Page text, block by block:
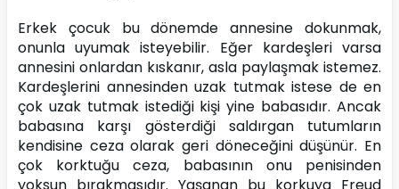
Erkek çocuk bu dönemde annesine dokunmak,
onunla uyumak isteyebilir. Eğer kardeşleri varsa
annesini onlardan kıskanır, asla paylaşmak istemez.
Kardeşlerini annesinden uzak tutmak istese de en
çok uzak tutmak istediği kişi yine babasıdır. Ancak
babasına karşı gösterdiği saldırgan tutumların
kendisine ceza olarak geri döneceğini düşünür. En
çok korktuğu ceza, babasının onu penisinden